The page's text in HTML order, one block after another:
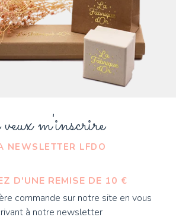
m'inscrire
NEWSLETTER LFDO
D'UNE REMISE DE 10 €
commande sur notre site en vous
à notre newsletter